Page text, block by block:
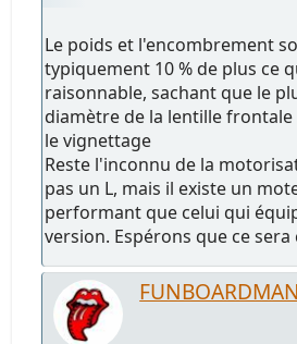
Le poids et l'encombrement
typiquement 10 % de plus ce
raisonnable, sachant que le
diamètre de la lentille
le vignettage
Reste l'inconnu de la
pas un L, mais il existe un
performant que celui qui
version. Espérons que ce sera
FUNBOARDMAN